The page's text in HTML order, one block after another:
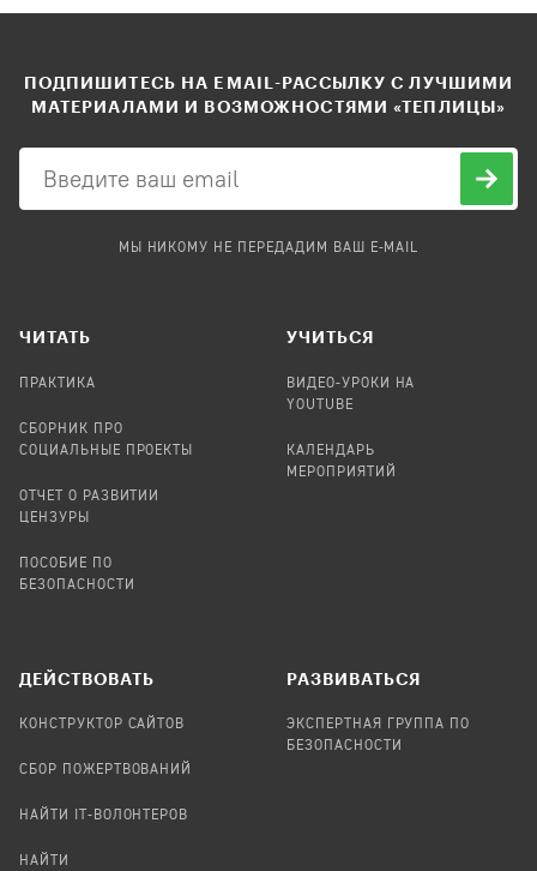
ПОДПИШИТЕСЬ НА EMAIL-РАССЫЛКУ С ЛУЧШИМИ
МАТЕРИАЛАМИ И ВОЗМОЖНОСТЯМИ «ТЕПЛИЦЫ»
МЫ НИКОМУ НЕ ПЕРЕДАДИМ ВАШ E-MAIL
ЧИТАТЬ
ПРАКТИКА
СБОРНИК ПРО
СОЦИАЛЬНЫЕ ПРОЕКТЫ
ОТЧЕТ О РАЗВИТИИ
ЦЕНЗУРЫ
ПОСОБИЕ ПО
БЕЗОПАСНОСТИ
УЧИТЬСЯ
ВИДЕО-УРОКИ НА
YOUTUBE
КАЛЕНДАРЬ
МЕРОПРИЯТИЙ
ДЕЙСТВОВАТЬ
КОНСТРУКТОР САЙТОВ
СБОР ПОЖЕРТВОВАНИЙ
НАЙТИ IT-ВОЛОНТЕРОВ
НАЙТИ
РАЗВИВАТЬСЯ
ЭКСПЕРТНАЯ ГРУППА ПО
БЕЗОПАСНОСТИ